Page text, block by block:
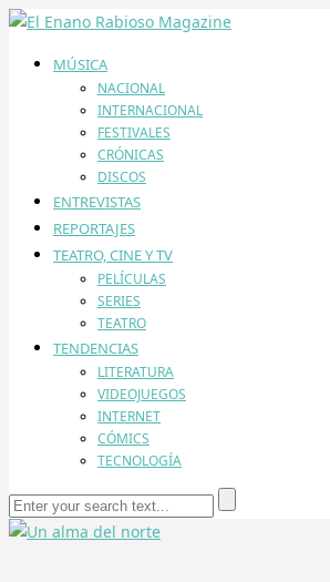
MÚSICA
NACIONAL
INTERNACIONAL
FESTIVALES
CRÓNICAS
DISCOS
ENTREVISTAS
REPORTAJES
TEATRO, CINE Y TV
PELÍCULAS
SERIES
TEATRO
TENDENCIAS
LITERATURA
VIDEOJUEGOS
INTERNET
CÓMICS
TECNOLOGÍA